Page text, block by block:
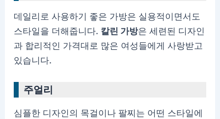
데일리로 사용하기 좋은 가방은 실용적이면서도
스타일을 더해줍니다. 칼린 가방은 세련된 디자인
과 합리적인 가격대로 많은 여성들에게 사랑받고
있습니다.
주얼리
심플한 디자인의 목걸이나 팔찌는 어떤 스타일에